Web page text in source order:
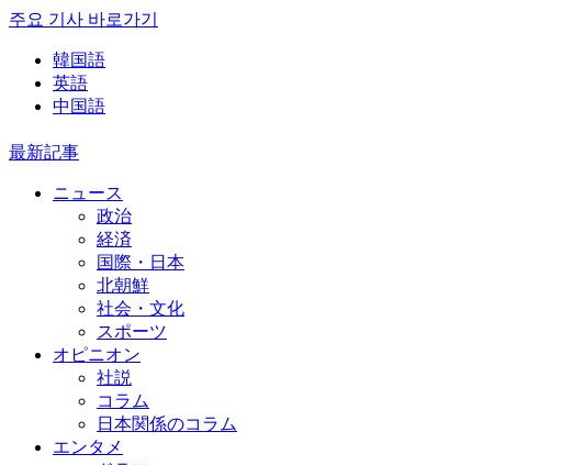
주요 기사 바로가기
韓国語
英語
中国語
最新記事
ニュース
政治
経済
国際・日本
北朝鮮
社会・文化
スポーツ
オピニオン
社説
コラム
日本関係のコラム
エンタメ